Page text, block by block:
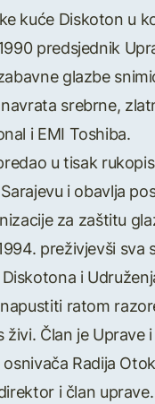
kuće Diskoton u
predsjednik
glazbe
srebrne,
i EMI Toshiba.
u tisak
i obavlja
za zaštitu
preživjevši
i
ratom
Član je
Radija
i član